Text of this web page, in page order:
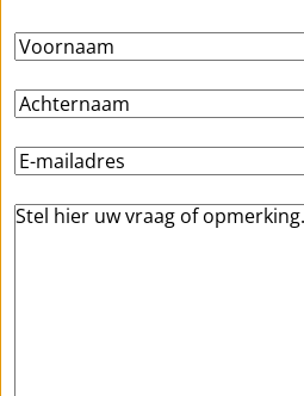
Voornaam
Achternaam
E-
mailadres
Stel
hier